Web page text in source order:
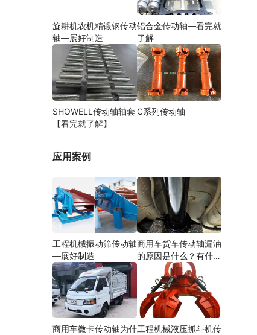
旋耕机农机精锻钢传动
轴—展好制造
铝合金传动轴—看完就
了解
SHOWELL传动轴轴套
【看完就了解】
C系列传动轴
应用案例
工程机械振动筛传动轴
—展好制造
商用车货车传动轴漏油
的原因是什么？有什么
商用车微卡传动轴为什工程机械液压抓斗机传